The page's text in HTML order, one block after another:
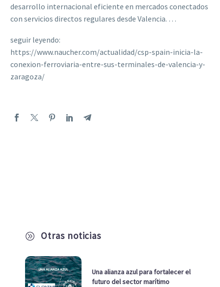
A Otras noticias
Una alianza azul para fortalecer el
futuro del sector marítimo
desarrollo internacional eficiente en mercados conectados
con servicios directos regulares desde Valencia. …
seguir leyendo:
https://www.naucher.com/actualidad/csp-spain-inicia-la-
conexion-ferroviaria-entre-sus-terminales-de-valencia-y-
zaragoza/